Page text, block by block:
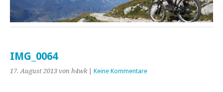
IMG_0064
17. August 2013 von h4wk| Keine Kommentare